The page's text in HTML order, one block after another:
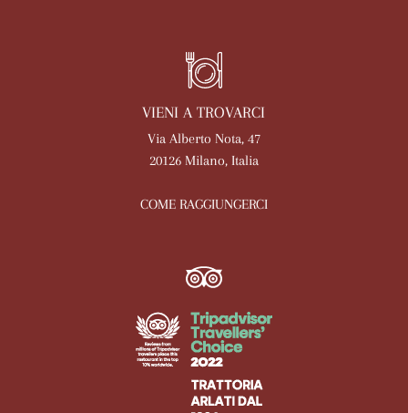
VIENI A TROVARCI
Via Alberto Nota, 47
20126 Milano, Italia
COME RAGGIUNGERCI